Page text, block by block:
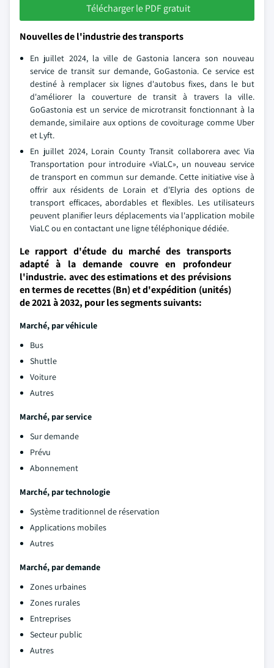
Télécharger le PDF gratuit
Nouvelles de l'industrie des transports
En juillet 2024, la ville de Gastonia lancera son nouveau
service de transit sur demande, GoGastonia. Ce service est
destiné à remplacer six lignes d'autobus fixes, dans le but
d'améliorer la couverture de transit à travers la ville.
GoGastonia est un service de microtransit fonctionnant à la
demande, similaire aux options de covoiturage comme Uber
et Lyft.
En juillet 2024, Lorain County Transit collaborera avec Via
Transportation pour introduire «ViaLC», un nouveau service
de transport en commun sur demande. Cette initiative vise à
offrir aux résidents de Lorain et d'Elyria des options de
transport efficaces, abordables et flexibles. Les utilisateurs
peuvent planifier leurs déplacements via l'application mobile
ViaLC ou en contactant une ligne téléphonique dédiée.
Le rapport d'étude du marché des transports
adapté à la demande couvre en profondeur
l'industrie. avec des estimations et des prévisions
en termes de recettes (Bn) et d'expédition (unités)
de 2021 à 2032, pour les segments suivants:
Marché, par véhicule
Bus
Shuttle
Voiture
Autres
Marché, par service
Sur demande
Prévu
Abonnement
Marché, par technologie
Système traditionnel de réservation
Applications mobiles
Autres
Marché, par demande
Zones urbaines
Zones rurales
Entreprises
Secteur public
Autres